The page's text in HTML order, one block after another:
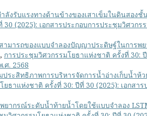
ำลังรับแรงทางด้านข้างของเสาเข็มในดินสองชั้
(2025): เอกสารประกอบการประชุมวิศวก
ามารถของแบบจำลองปัญญาประดิษฐ์ในการพ
, การประชุมวิศวกรรมโยธาแห่งชาติ ครั้งที่ 30:
ศ. 2568
ประสิทธิภาพการบริหารจัดการน้ำอ่างเก็บน้ำ
ยธาแห่งชาติ ครั้งที่ 30: ปีที่ 30 (2025): เอกสา
ยากรณ์ระดับน้ำท้ายน้ำโดยใช้แบบจำลอง